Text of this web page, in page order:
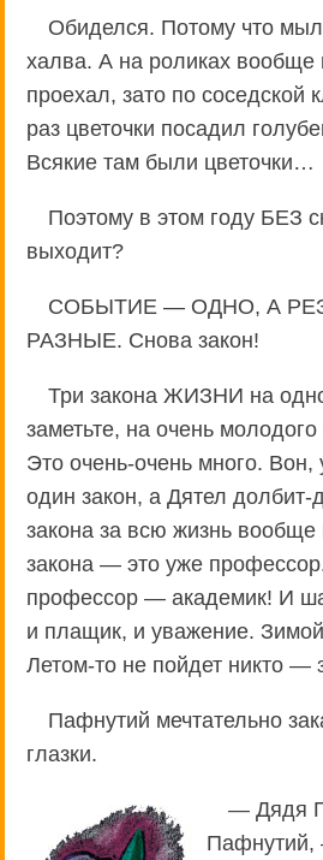
Обиделся. Потому что
халва. А на роликах
проехал, зато по соседской
раз цветочки посадил
Всякие там были цветочки…
Поэтому в этом году БЕЗ
выходит?
СОБЫТИЕ — ОДНО, А
РАЗНЫЕ. Снова закон!
Три закона ЖИЗНИ на
заметьте, на очень
Это очень-очень много. Вон,
один закон, а Дятел долбит-
закона за всю жизнь
закона — это уже
профессор — академик! И
и плащик, и уважение.
Летом-то не пойдет никто —
Пафнутий мечтательно
глазки.
— Дядя
Пафнутий,